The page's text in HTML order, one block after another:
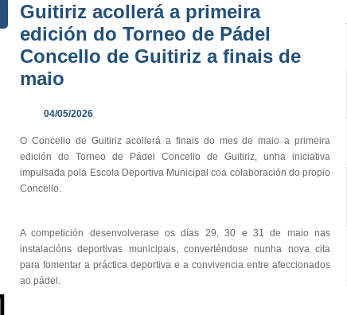
Guitiriz acollerá a primeira
edición do Torneo de Pádel
Concello de Guitiriz a finais de
maio
04/05/2026
O Concello de Guitiriz acollerá a finais do mes de maio a primeira
edición do Torneo de Pádel Concello de Guitiriz, unha iniciativa
impulsada pola Escola Deportiva Municipal coa colaboración do propio
Concello.
A competición desenvolverase os días 29, 30 e 31 de maio nas
instalacións deportivas municipais, converténdose nunha nova cita
para fomentar a práctica deportiva e a convivencia entre afeccionados
ao pádel.